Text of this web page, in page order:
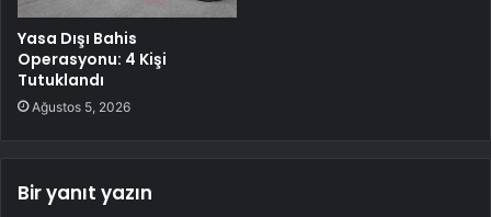
Yasa Dışı Bahis
Operasyonu: 4 Kişi
Tutuklandı
Ağustos 5, 2026
Bir yanıt yazın